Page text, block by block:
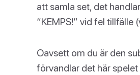
att samla set, det
“KEMPS!” vid fel
Oavsett om du är den
förvandlar det här